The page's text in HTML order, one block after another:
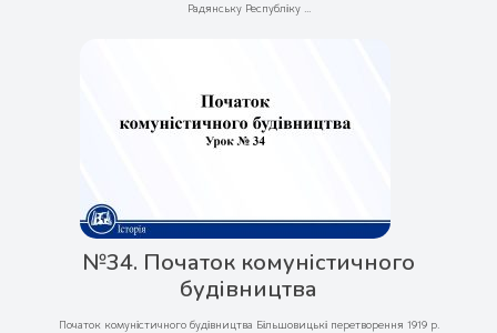
Радянську Республіку ...
№34. Початок комуністичного
будівництва
Початок комуністичного будівництва Більшовицькі перетворення 1919 р.